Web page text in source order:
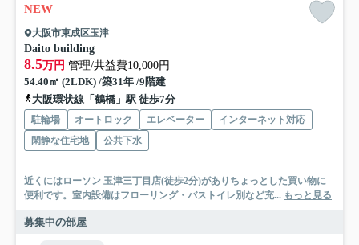
NEW
大阪市東成区玉津
Daito building
8.5万円 管理/共益費10,000円
54.40㎡ (2LDK) /築31年 /9階建
大阪環状線「鶴橋」駅 徒歩7分
駐輪場 オートロック エレベーター
インターネット対応
閑静な住宅地
公共下水
近くにはローソン 玉津三丁目店(徒歩2分)がありちょっとした買い物に
便利です。室内設備はフローリング・バストイレ別など充... もっと見る
募集中の部屋